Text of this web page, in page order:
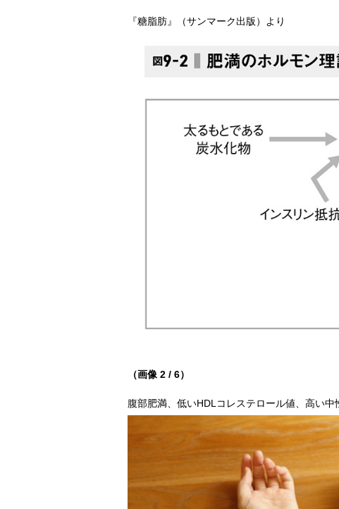
『糖脂肪』（サンマーク出版）より
（画像 2 / 6）
腹部肥満、低いHDLコレステロール値、高い